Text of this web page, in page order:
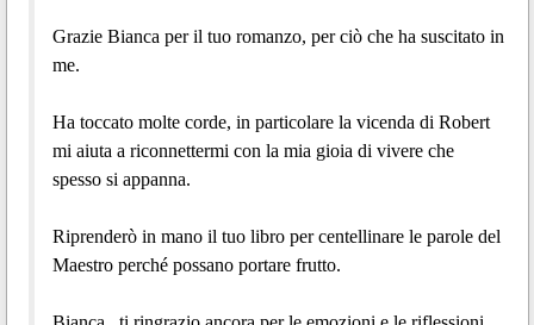
Grazie Bianca per il tuo romanzo, per ciò che ha suscitato in
me.
Ha toccato molte corde, in particolare la vicenda di Robert
mi aiuta a riconnettermi con la mia gioia di vivere che
spesso si appanna.
Riprenderò in mano il tuo libro per centellinare le parole del
Maestro perché possano portare frutto.